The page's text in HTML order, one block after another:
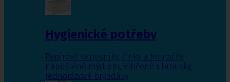
Hygienické potřeby
Papírové kapesníky, Žínky a houbičky
napuštěné mýdlem, Vlhčené ubrousky,
Jednorázové bryndáky